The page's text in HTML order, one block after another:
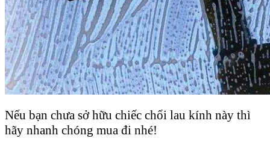
Nếu bạn chưa sở hữu chiếc chổi lau kính này thì
hãy nhanh chóng mua đi nhé!